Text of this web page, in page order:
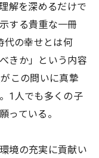
解を深めるだけで
する貴重な一冊
代の幸せとは何
きか」という内容
この問いに真摯
1人でも多くの子
っている。
境の充実に貢献い